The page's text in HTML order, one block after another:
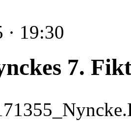
· 19:30
7.